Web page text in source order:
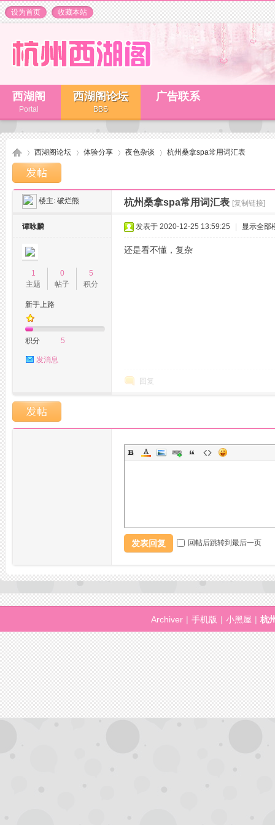
设为首页 收藏本站
西湖阁
Portal
西湖阁论坛
BBS
广告联系
»
西湖阁论坛
›
体验分享 夜色杂谈
›
杭州桑拿spa常用词汇表
楼主: 破烂熊 杭州桑拿spa常用词汇表 [复制链接]
谭咏麟
1
主题
0
帖子
5
积分
新手上路
积分 5
发消息
发表于 2020-12-25 13:59:25 显示全部
还是看不懂，复杂
回复
发表回复 回帖后跳转到最后一页
Archiver | 手机版 | 小黑屋 | 杭